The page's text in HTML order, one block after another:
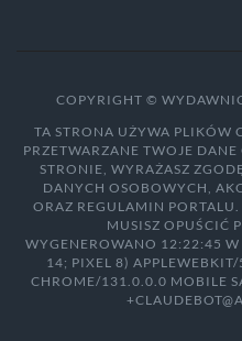
COPYRIGHT ©
TA STRONA UŻYWA PLIKÓW
PRZETWARZANE TWOJE
STRONIE, WYRAŻASZ
DANYCH OSOBOWYCH,
ORAZ REGULAMIN
MUSISZ OPUŚCIĆ
WYGENEROWANO 12:22:45
14; PIXEL 8)
CHROME/131.0.0.0 MOBILE